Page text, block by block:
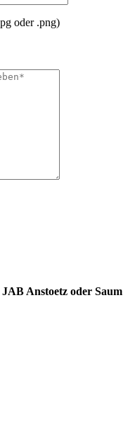
oder .png)
Anstoetz oder Saum